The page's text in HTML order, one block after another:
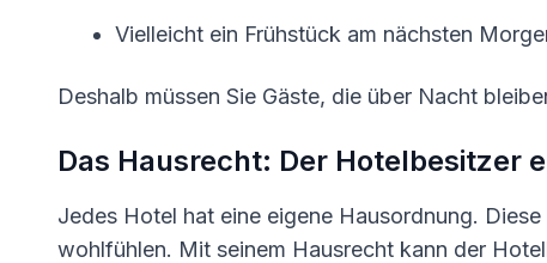
Vielleicht ein Frühstück am nächsten
Deshalb müssen Sie Gäste, die über Nacht
Das Hausrecht: Der Hotelbesitzer
Jedes Hotel hat eine eigene Hausordnung.
wohlfühlen. Mit seinem Hausrecht kann der